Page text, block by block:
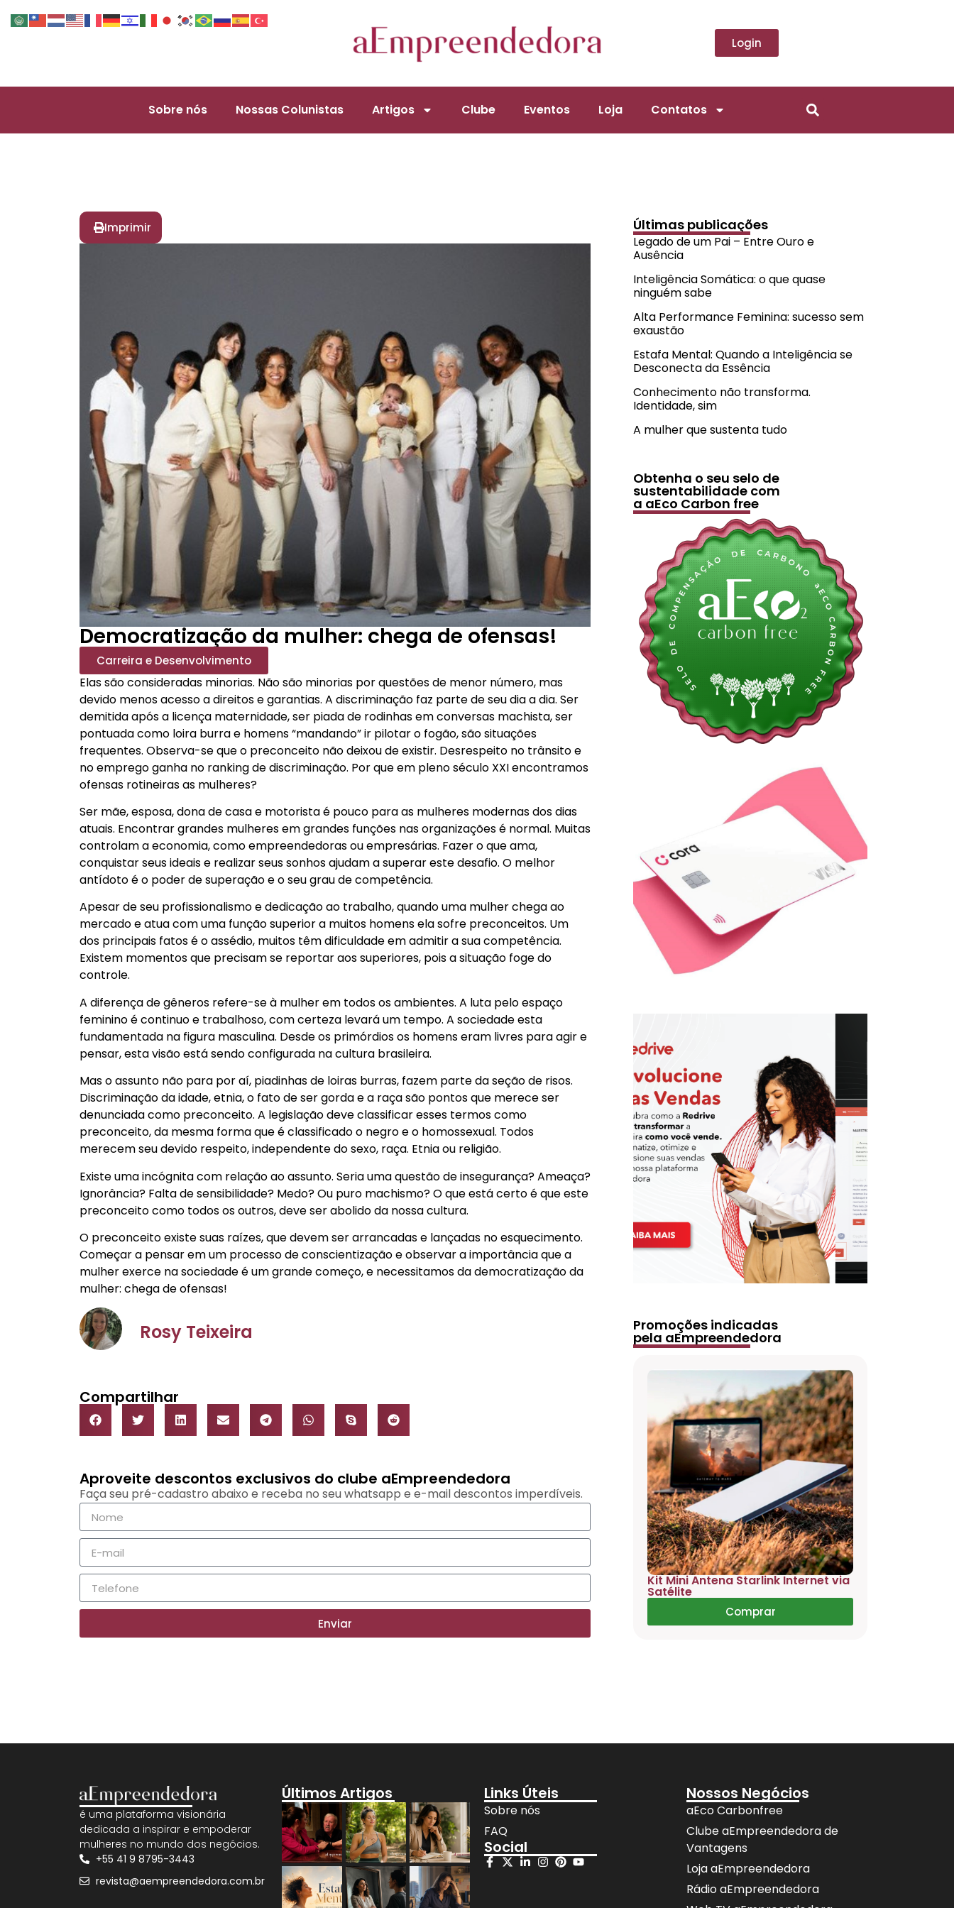
Login
Sobre nós Nossas Colunistas Artigos Clube Eventos Loja Contatos
Imprimir
Democratização da mulher: chega de ofensas!
Carreira e Desenvolvimento
Elas são consideradas minorias. Não são minorias por questões de menor número, mas
devido menos acesso a direitos e garantias. A discriminação faz parte de seu dia a dia. Ser
demitida após a licença maternidade, ser piada de rodinhas em conversas machista, ser
pontuada como loira burra e homens “mandando” ir pilotar o fogão, são situações
frequentes. Observa-se que o preconceito não deixou de existir. Desrespeito no trânsito e
no emprego ganha no ranking de discriminação. Por que em pleno século XXI encontramos
ofensas rotineiras as mulheres?
Ser mãe, esposa, dona de casa e motorista é pouco para as mulheres modernas dos dias
atuais. Encontrar grandes mulheres em grandes funções nas organizações é normal. Muitas
controlam a economia, como empreendedoras ou empresárias. Fazer o que ama,
conquistar seus ideais e realizar seus sonhos ajudam a superar este desafio. O melhor
antídoto é o poder de superação e o seu grau de competência.
Apesar de seu profissionalismo e dedicação ao trabalho, quando uma mulher chega ao
mercado e atua com uma função superior a muitos homens ela sofre preconceitos. Um
dos principais fatos é o assédio, muitos têm dificuldade em admitir a sua competência.
Existem momentos que precisam se reportar aos superiores, pois a situação foge do
controle.
A diferença de gêneros refere-se à mulher em todos os ambientes. A luta pelo espaço
feminino é continuo e trabalhoso, com certeza levará um tempo. A sociedade esta
fundamentada na figura masculina. Desde os primórdios os homens eram livres para agir e
pensar, esta visão está sendo configurada na cultura brasileira.
Mas o assunto não para por aí, piadinhas de loiras burras, fazem parte da seção de risos.
Discriminação da idade, etnia, o fato de ser gorda e a raça são pontos que merece ser
denunciada como preconceito. A legislação deve classificar esses termos como
preconceito, da mesma forma que é classificado o negro e o homossexual. Todos
merecem seu devido respeito, independente do sexo, raça. Etnia ou religião.
Existe uma incógnita com relação ao assunto. Seria uma questão de insegurança? Ameaça?
Ignorância? Falta de sensibilidade? Medo? Ou puro machismo? O que está certo é que este
preconceito como todos os outros, deve ser abolido da nossa cultura.
O preconceito existe suas raízes, que devem ser arrancadas e lançadas no esquecimento.
Começar a pensar em um processo de conscientização e observar a importância que a
mulher exerce na sociedade é um grande começo, e necessitamos da democratização da
mulher: chega de ofensas!
Rosy Teixeira
Compartilhar
Aproveite descontos exclusivos do clube aEmpreendedora
Faça seu pré-cadastro abaixo e receba no seu whatsapp e e-mail descontos imperdíveis.
Enviar
Últimas publicações
Legado de um Pai – Entre Ouro e
Ausência
Inteligência Somática: o que quase
ninguém sabe
Alta Performance Feminina: sucesso sem
exaustão
Estafa Mental: Quando a Inteligência se
Desconecta da Essência
Conhecimento não transforma.
Identidade, sim
A mulher que sustenta tudo
Obtenha o seu selo de
sustentabilidade com
a aEco Carbon free
Promoções indicadas
pela aEmpreendedora
Lápis de Sobrancelha Líquido à
Duração
Kit Mini Antena Starlink Internet via
Satélite
Comprar
é uma plataforma visionária
dedicada a inspirar e empoderar
mulheres no mundo dos negócios.
+55 41 9 8795-3443
revista@aempreendedora.com.br
Últimos Artigos Links Úteis
Sobre nós
FAQ
Social
Nossos Negócios
aEco Carbonfree
Clube aEmpreendedora de
Vantagens
Loja aEmpreendedora
Rádio aEmpreendedora